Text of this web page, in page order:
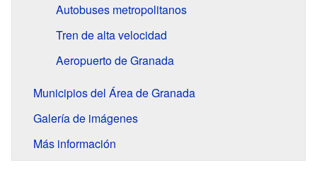
Autobuses metropolitanos
Tren de alta velocidad
Aeropuerto de Granada
Municipios del Área de Granada
Galería de imágenes
Más información